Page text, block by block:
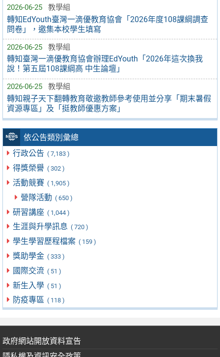
2026-06-25 教學組
轉知EdYouth臺灣一滴優教育協會「2026年度108課綱調查
問卷」，邀集本校學生填寫
2026-06-25 教學組
轉知臺灣一滴優教育協會辦理EdYouth「2026年這次換我
說！第五屆108課綱高 中生論壇」
2026-06-25 教學組
轉知親子天下翻轉教育敬邀教師參考使用並分享「期末暑假
資源專區」及「挺教師優惠方案」
依公告類別彙總
行政公告 ( 7,183 )
得獎榮譽 ( 302 )
活動競賽 ( 1,905 )
營隊活動 ( 650 )
研習講座 ( 1,044 )
生涯與升學訊息 ( 720 )
學生學習歷程檔案 ( 159 )
獎助學金 ( 333 )
國際交流 ( 51 )
新生入學 ( 51 )
防疫專區 ( 118 )
政府網站開放資料宣告